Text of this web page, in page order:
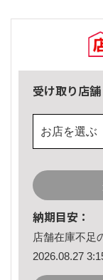
受け取り店舗
お店を選ぶ
納期目安：
店舗在庫不足
2026.08.27